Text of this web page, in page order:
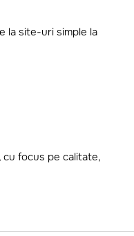
la site-uri simple la
cu focus pe calitate,